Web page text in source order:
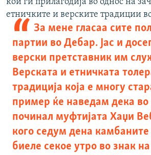
кои ги прилагодија во однос на
етничките и верските традиции
За мене гласаа сите
партии во Дебар. Јас и
верски претставник им
Верската и етничката
традиција која е многу
пример ќе наведам дека во
починал муфтијата Хаџи
кого седум дена
биеле секое утро во знак